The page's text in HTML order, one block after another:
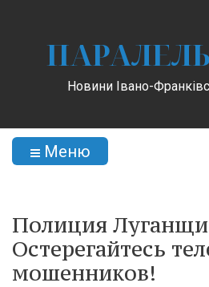
ПАРАЛЕЛЬ
Новини Івано-
Меню
Полиция
Остерегайтесь
мошенников!